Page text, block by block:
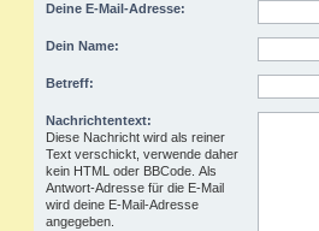
Deine E-Mail-Adresse:
Dein Name:
Betreff:
Nachrichtentext:
Diese Nachricht wird als reiner
Text verschickt, verwende daher
kein HTML oder BBCode. Als
Antwort-Adresse für die E-Mail
wird deine E-Mail-Adresse
angegeben.